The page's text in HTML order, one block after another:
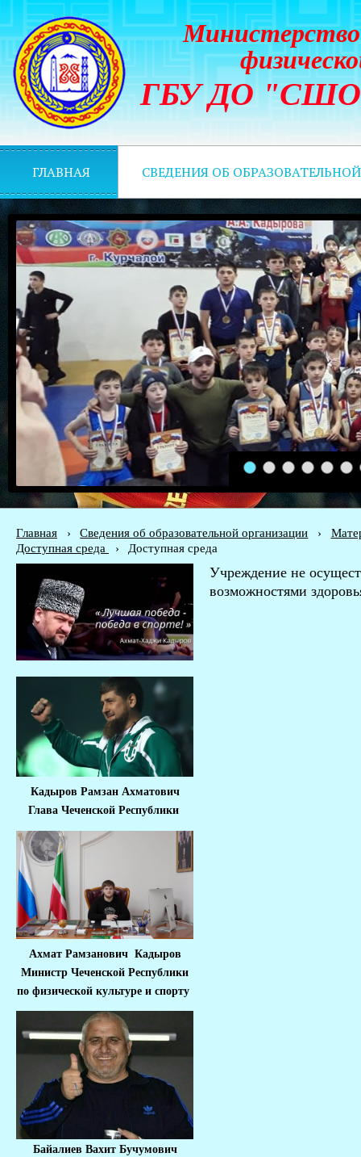
Министерство
ГБУ ДО "СШОР
ГЛАВНАЯ СВЕДЕНИЯ ОБ
1 2 3 4 5 6
Главная › Сведения об образовательной организации ›
Доступная среда
› Доступная среда
Кадыров Рамзан Ахматович
Глава Чеченской Республики
Ахмат Рамзанович Кадыров
Министр Чеченской Республики
по физической культуре и спорту
Байалиев Вахит Бучумович
Учреждение не
возможностями